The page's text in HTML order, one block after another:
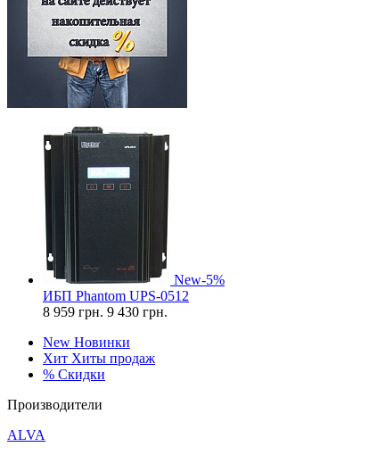
New-5%
ИБП Phantom UPS-0512
8 959 грн. 9 430 грн.
New Новинки
Хит Хиты продаж
% Скидки
Производители
ALVA